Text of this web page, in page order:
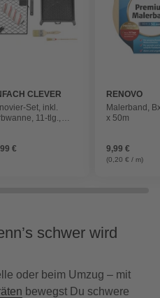
CLEVER
Set, inkl.
11-tlg.,
€
RENOVO
Malerband,
x 50m
9,99 €
(0,20 € / m)
schwer wird
oder beim Umzug – mit
bewegst Du schwere